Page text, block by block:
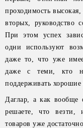
проходимость
вторых, руководство
При этом успех
одни используют
даже то, что уже
даже с теми, кто
поддерживать
Даглар, а как вообще
решаете, что везти,
товаров уже